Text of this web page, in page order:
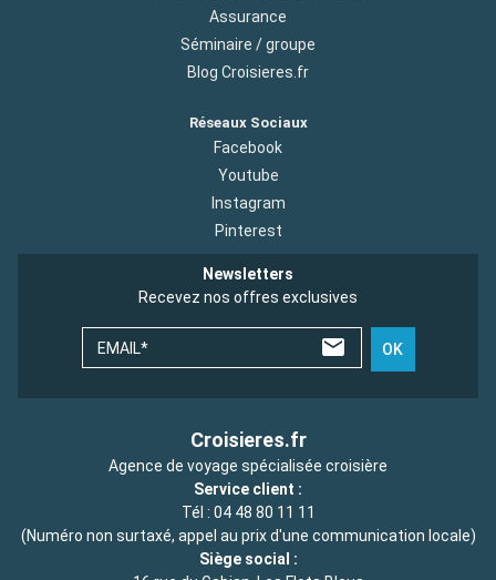
Assurance
Séminaire / groupe
Blog Croisieres.fr
Réseaux Sociaux
Facebook
Youtube
Instagram
Pinterest
Newsletters
Recevez nos offres exclusives
EMAIL* OK
Croisieres.fr
Agence de voyage spécialisée croisière
Service client :
Tél : 04 48 80 11 11
(Numéro non surtaxé, appel au prix d'une communication locale)
Siège social :